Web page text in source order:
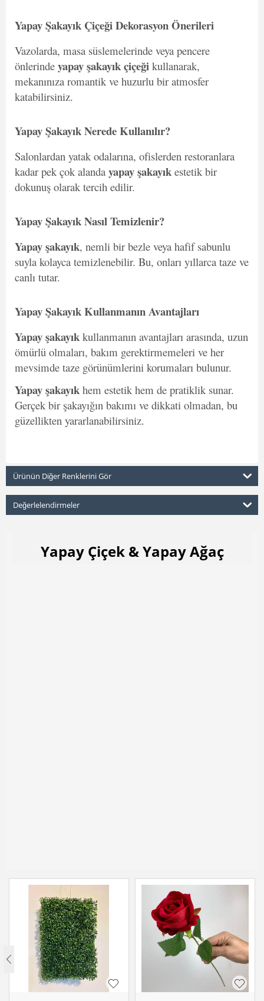
Yapay Şakayık Çiçeği Dekorasyon Önerileri
Vazolarda, masa süslemelerinde veya pencere
önlerinde yapay şakayık çiçeği kullanarak,
mekanınıza romantik ve huzurlu bir atmosfer
katabilirsiniz.
Yapay Şakayık Nerede Kullanılır?
Salonlardan yatak odalarına, ofislerden restoranlara
kadar pek çok alanda yapay şakayık estetik bir
dokunuş olarak tercih edilir.
Yapay Şakayık Nasıl Temizlenir?
Yapay şakayık, nemli bir bezle veya hafif sabunlu
suyla kolayca temizlenebilir. Bu, onları yıllarca taze ve
canlı tutar.
Yapay Şakayık Kullanmanın Avantajları
Yapay şakayık kullanmanın avantajları arasında, uzun
ömürlü olmaları, bakım gerektirmemeleri ve her
mevsimde taze görünümlerini korumaları bulunur.
Yapay şakayık hem estetik hem de pratiklik sunar.
Gerçek bir şakayığın bakımı ve dikkati olmadan, bu
güzellikten yararlanabilirsiniz.
Ürünün Diğer Renklerini Gör
Değerlelendirmeler
Yapay Çiçek & Yapay Ağaç